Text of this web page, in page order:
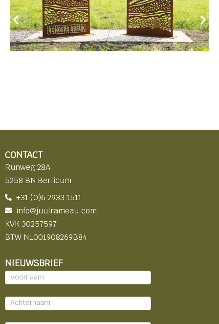
CONTACT
Runweg 28A
5258 BN Berlicum
+31 (0)6 2933 1511
info@juulrameau.com
KVK 30257597
BTW NL001908269B84
NIEUWSBRIEF
Nieuwsbrief
-
footer